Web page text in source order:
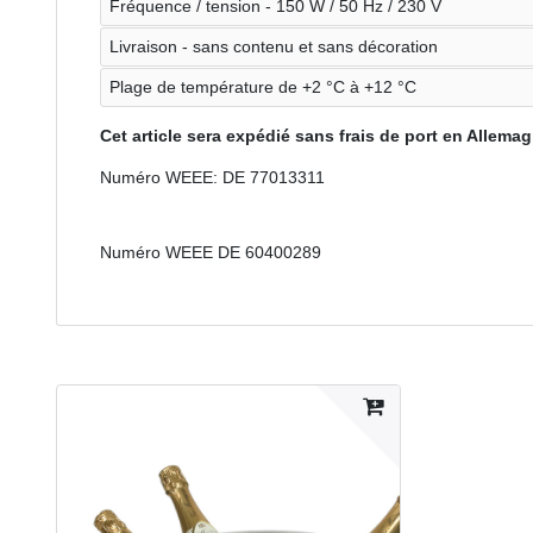
Fréquence / tension - 150 W / 50 Hz / 230 V
Livraison - sans contenu et sans décoration
Plage de température de +2 °C à +12 °C
Cet article sera expédié sans frais de port en
Numéro WEEE: DE 77013311
Numéro WEEE DE 60400289